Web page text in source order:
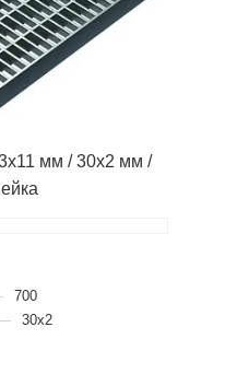
мм / 30х2 мм /
700
30х2